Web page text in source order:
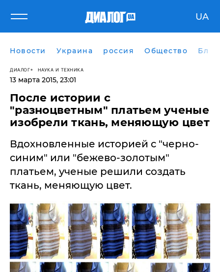
UA
Новости Украина россия Общество
ДИАЛОГ НАУКА И ТЕХНИКА
13 марта 2015, 23:01
После истории с
"разноцветным" платьем ученые
изобрели ткань, меняющую цвет
Вдохновленные историей с "черно-
синим" или "бежево-золотым"
платьем, ученые решили создать
ткань, меняющую цвет.